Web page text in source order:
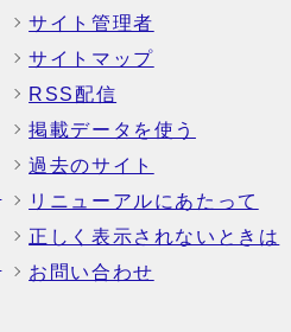
サイト管理者
サイトマップ
RSS配信
掲載データを使う
過去のサイト
リニューアルにあたって
正しく表示されないときは
お問い合わせ